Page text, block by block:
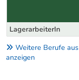
LagerarbeiterIn
Weitere Berufe
anzeigen